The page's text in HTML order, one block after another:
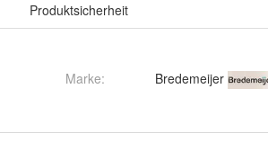
Produktsicherheit
Marke: Bredemeijer